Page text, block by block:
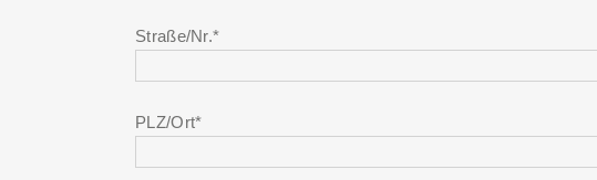
Straße/Nr.*
PLZ/Ort*